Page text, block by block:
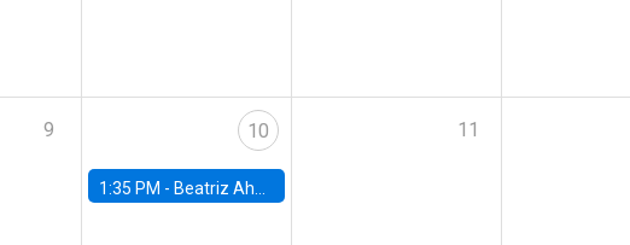
9 10
1:35 PM - Beatriz Ahumada, PhD candidate, Universidad de Pittsburgh
11